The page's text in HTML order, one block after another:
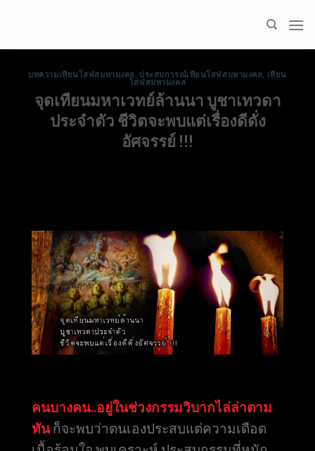
บทความเทียนโสฬสมหามงคล ,ประสบการณ์เทียนโสฬสมหามงคล
เทียน
โสฬสมหามงคล
จุดเทียนมหาเวทย์ล้านนา บูชาเทวดา
ประจำตัว ชีวิตจะพบแต่เรื่องดีดั่ง
อัศจรรย์ !!!
คนบางคน..อยู่ในช่วงกรรมวิบากไล่ล่าตาม
ทันก็จะพบว่าตนเองประสบแต่ความเดือด